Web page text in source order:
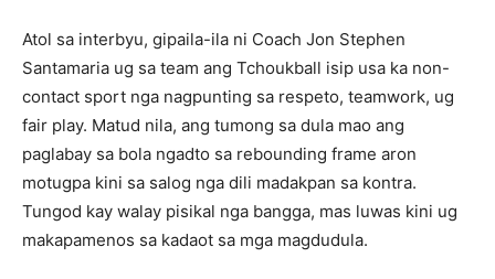
Atol sa interbyu, gipaila-ila ni Coach Jon Stephen
Santamaria ug sa team ang Tchoukball isip usa ka non-
contact sport nga nagpunting sa respeto, teamwork, ug
fair play. Matud nila, ang tumong sa dula mao ang
paglabay sa bola ngadto sa rebounding frame aron
motugpa kini sa salog nga dili madakpan sa kontra.
Tungod kay walay pisikal nga bangga, mas luwas kini ug
makapamenos sa kadaot sa mga magdudula.